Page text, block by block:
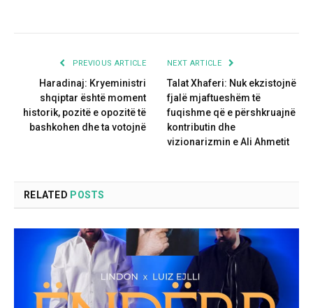
PREVIOUS ARTICLE
Haradinaj: Kryeministri
shqiptar është moment
historik, pozitë e opozitë të
bashkohen dhe ta votojnë
NEXT ARTICLE
Talat Xhaferi: Nuk ekzistojnë
fjalë mjaftueshëm të
fuqishme që e përshkruajnë
kontributin dhe
vizionarizmin e Ali Ahmetit
RELATED POSTS